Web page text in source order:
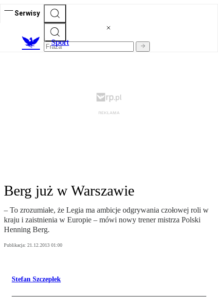
Serwisy
Sport
Berg już w Warszawie
– To zrozumiałe, że Legia ma ambicje odgrywania czołowej roli w
kraju i zaistnienia w Europie – mówi nowy trener mistrza Polski
Henning Berg.
Publikacja: 21.12.2013 01:00
Stefan Szczepłek